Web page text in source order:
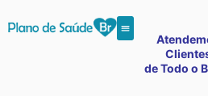
de Todo o